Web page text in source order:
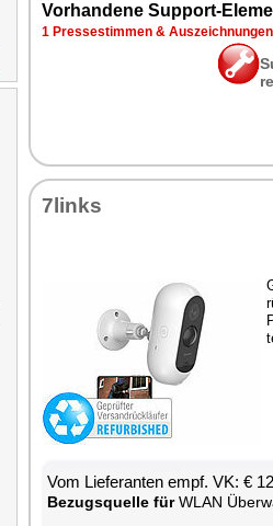
Vor­han­de­ne Sup­port-
1 Pres­se­stim­men & Aus­zeich­nun­gen
7links
Vom Lie­fe­ran­ten empf. VK: €
Be­zugs­quel­le fürWLAN